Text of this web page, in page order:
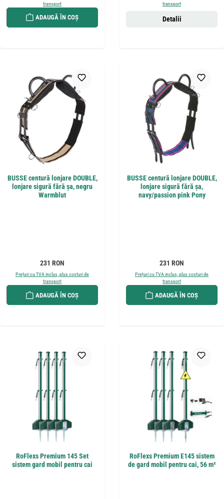
transport
ADAUGĂ ÎN COȘ
transport
Detalii
BUSSE centură lonjare DOUBLE,
lonjare sigură fără șa, negru
Warmblut
Preț obișnuit:
231 RON
Prețuri cu TVA inclus, plus costuri de
transport
ADAUGĂ ÎN COȘ
BUSSE centură lonjare DOUBLE,
lonjare sigură fără șa,
navy/passion pink Pony
Preț obișnuit:
231 RON
Prețuri cu TVA inclus, plus costuri de
transport
ADAUGĂ ÎN COȘ
RoFlexs Premium 145 Set
sistem gard mobil pentru cai
RoFlexs Premium E145 sistem
de gard mobil pentru cai, 56 m²